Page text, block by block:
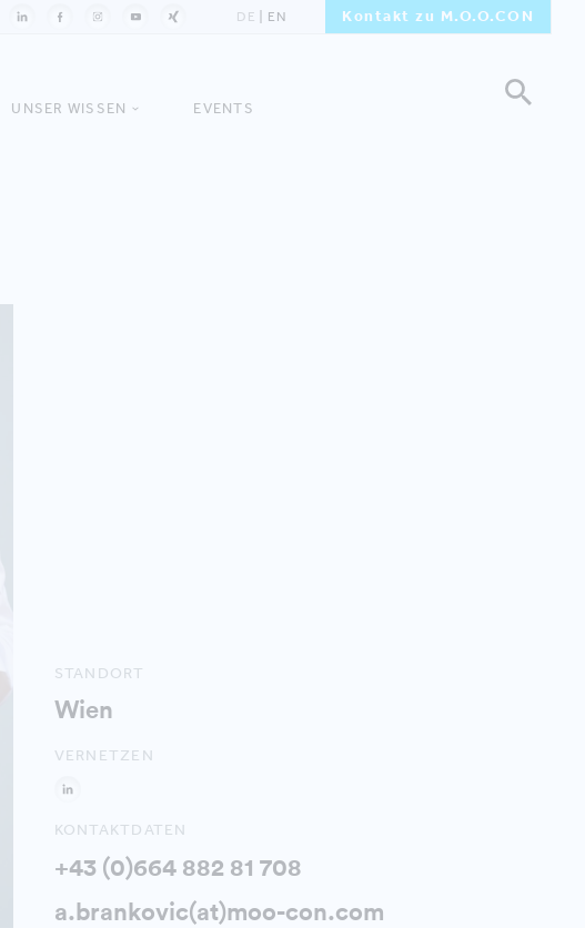
DE EN Kontakt zu M.O.O.CON
UNSER WISSEN EVENTS
STANDORT
Wien
VERNETZEN
KONTAKTDATEN
+43 (0)664 882 81 708
a.brankovic(at)moo-con.com